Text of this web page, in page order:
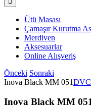
Ütü Masası
Çamaşır Kurutma
Merdiven
Aksesuarlar
Online Alışveriş
Önceki Sonraki
Inova Black MM 051
Inova Black MM 051